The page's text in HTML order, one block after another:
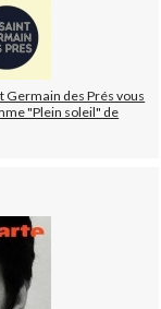
Germain des Prés vous
"Plein soleil" de